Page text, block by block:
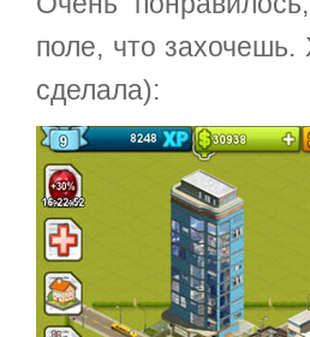
поле, что захочешь.
сделала):